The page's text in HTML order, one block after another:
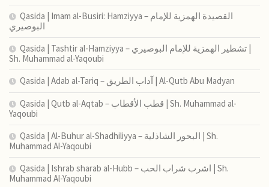
Qasida | Imam al-Busiri: Hamziyya – القصيدة الهمزية للإمام
البوصيري
Qasida | Tashtir al-Hamziyya – تشطير الهمزية للإمام البوصيري |
Sh. Muhammad al-Yaqoubi
Qasida | Adab al-Tariq – آداب الطريق | Al-Qutb Abu Madyan
Qasida | Qutb al-Aqtab – قطب الأقطاب | Sh. Muhammad al-
Yaqoubi
Qasida | Al-Buhur al-Shadhiliyya – البحور الشاذلية | Sh.
Muhammad Al-Yaqoubi
Qasida | Ishrab sharab al-Hubb – اشرب شراب الحب | Sh.
Muhammad Al-Yaqoubi